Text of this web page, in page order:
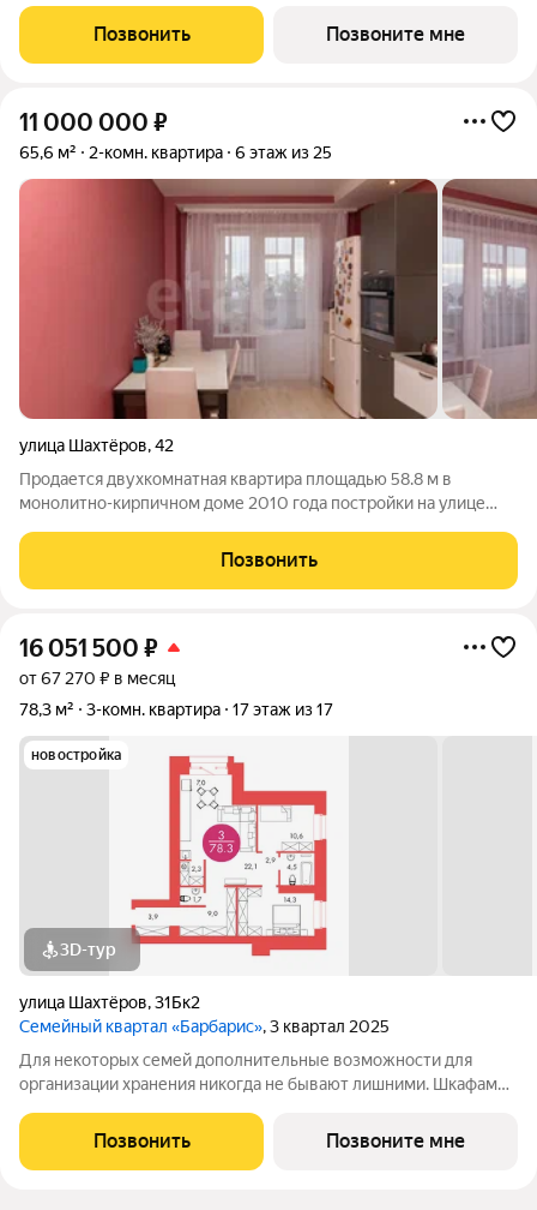
пространство грамотно зонировано: все спальни
располагаются в глубине квартиры. В
Позвонить Позвоните мне
11 000 000 ₽
65,6 м² 2-комн. квартира 6 этаж из 25
улица Шахтёров,42
Продается двухкомнатная квартира площадью 58.8 м в
монолитно-кирпичном доме 2010 года постройки на улице
25-этажного здания с охраняемой территорией, консьержем и
круглосуточным
Позвонить
16 051 500 ₽
от 67 270 ₽ в месяц
78,3 м²
3-комн. квартира 17 этаж из 17
новостройка
3D-тур
улица Шахтёров,31Бк2
Семейный квартал «Барбарис», 3 квартал 2025
Для некоторых семей дополнительные возможности для
организации хранения никогда не бывают лишними. Шкафам
поэтому все они прекрасно разместятся в просторном холле.
А лондри в виде отдельного
Позвонить Позвоните мне